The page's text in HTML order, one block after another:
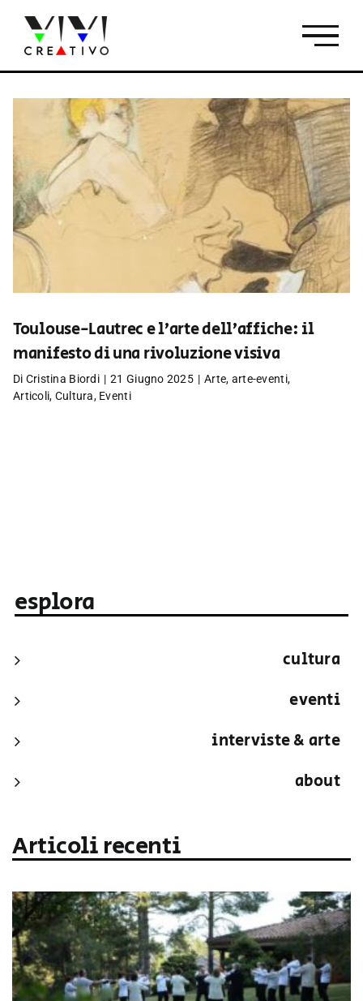
contenuto
Toulouse-Lautrec e l’arte dell’affiche: il
manifesto di una rivoluzione visiva
Di Cristina Biordi | 21 Giugno 2025 | Arte, arte-eventi,
Articoli, Cultura, Eventi
esplora
cultura
eventi
interviste & arte
about
Articoli recenti